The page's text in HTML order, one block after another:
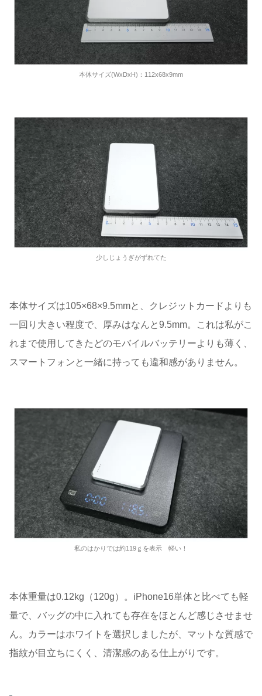
本体サイズ(WxDxH)：112x68x9mm
少しじょうぎがずれてた
本体サイズは105×68×9.5mmと、クレジットカードよりも
一回り大きい程度で、厚みはなんと9.5mm。これは私がこ
れまで使用してきたどのモバイルバッテリーよりも薄く、
スマートフォンと一緒に持っても違和感がありません。
私のはかりでは約119ｇを表示 軽い！
本体重量は0.12kg（120g）。iPhone16単体と比べても軽
量で、バッグの中に入れても存在をほとんど感じさせませ
ん。カラーはホワイトを選択しましたが、マットな質感で
指紋が目立ちにくく、清潔感のある仕上がりです。